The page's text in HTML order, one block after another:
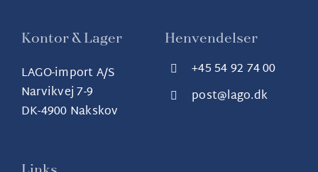
Kontor & Lager
LAGO-import A/S
Narvikvej 7-9
DK-4900 Nakskov
Henvendelser
+45 54 92 74 00
post@lago.dk